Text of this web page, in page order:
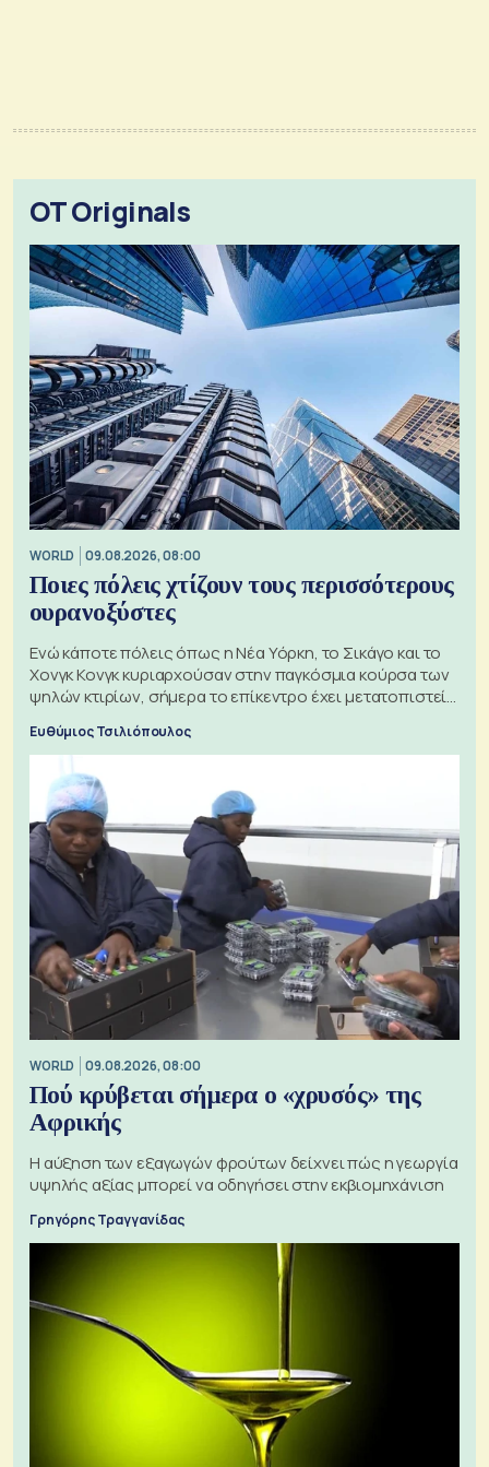
OT Originals
WORLD 09.08.2026, 08:00
Ποιες πόλεις χτίζουν τους περισσότερους
ουρανοξύστες
Ενώ κάποτε πόλεις όπως η Νέα Υόρκη, το Σικάγο και το
Χονγκ Κονγκ κυριαρχούσαν στην παγκόσμια κούρσα των
ψηλών κτιρίων, σήμερα το επίκεντρο έχει μετατοπιστεί
Ευθύμιος Τσιλιόπουλος
WORLD 09.08.2026, 08:00
Πού κρύβεται σήμερα ο «χρυσός» της
Αφρικής
Η αύξηση των εξαγωγών φρούτων δείχνει πώς η γεωργία
υψηλής αξίας μπορεί να οδηγήσει στην εκβιομηχάνιση
Γρηγόρης Τραγγανίδας